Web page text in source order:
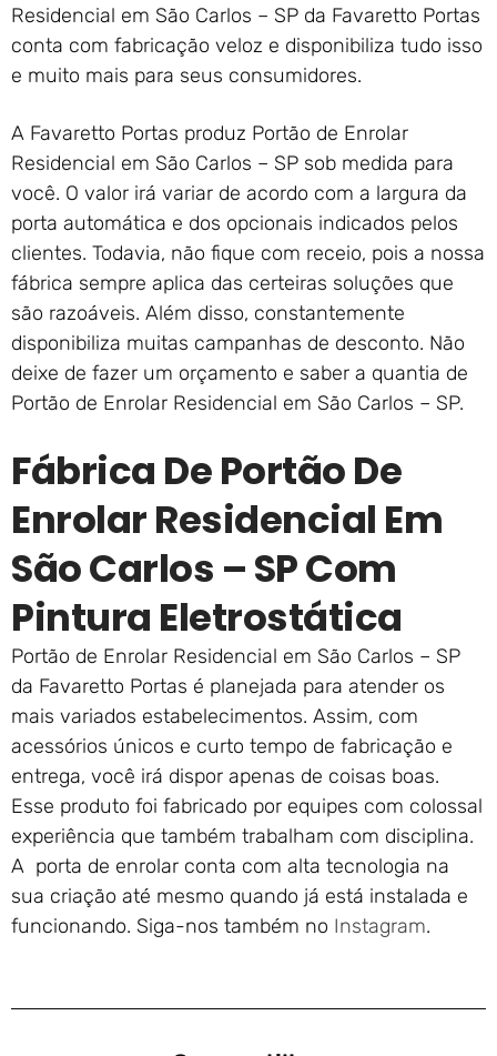
Residencial em São Carlos – SP da Favaretto Portas
conta com fabricação veloz e disponibiliza tudo isso
e muito mais para seus consumidores.
A Favaretto Portas produz Portão de Enrolar
Residencial em São Carlos – SP sob medida para
você. O valor irá variar de acordo com a largura da
porta automática e dos opcionais indicados pelos
clientes. Todavia, não fique com receio, pois a nossa
fábrica sempre aplica das certeiras soluções que
são razoáveis. Além disso, constantemente
disponibiliza muitas campanhas de desconto. Não
deixe de fazer um orçamento e saber a quantia de
Portão de Enrolar Residencial em São Carlos – SP.
Fábrica De Portão De
Enrolar Residencial Em
São Carlos – SP Com
Pintura Eletrostática
Portão de Enrolar Residencial em São Carlos – SP
da Favaretto Portas é planejada para atender os
mais variados estabelecimentos. Assim, com
acessórios únicos e curto tempo de fabricação e
entrega, você irá dispor apenas de coisas boas.
Esse produto foi fabricado por equipes com colossal
experiência que também trabalham com disciplina.
A porta de enrolar conta com alta tecnologia na
sua criação até mesmo quando já está instalada e
funcionando. Siga-nos também no Instagram.